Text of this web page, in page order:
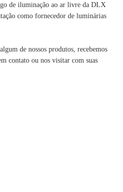
de iluminação ao ar livre da DLX
como fornecedor de luminárias
de nossos produtos, recebemos
contato ou nos visitar com suas